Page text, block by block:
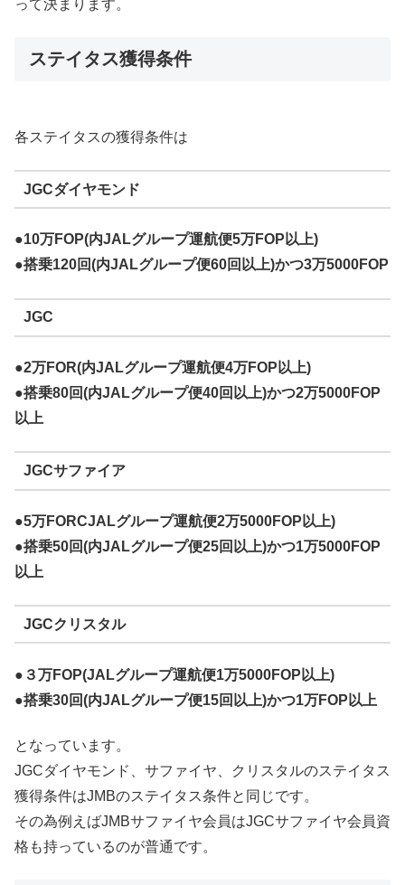
って決まります。
ステイタス獲得条件
各ステイタスの獲得条件は
JGCダイヤモンド
●10万FOP(内JALグループ運航便5万FOP以上)
●搭乗120回(内JALグループ便60回以上)かつ3万5000FOP
JGC
●2万FOR(内JALグループ運航便4万FOP以上)
●搭乗80回(内JALグループ便40回以上)かつ2万5000FOP
以上
JGCサファイア
●5万FORCJALグループ運航便2万5000FOP以上)
●搭乗50回(内JALグループ便25回以上)かつ1万5000FOP
以上
JGCクリスタル
●３万FOP(JALグループ運航便1万5000FOP以上)
●搭乗30回(内JALグループ便15回以上)かつ1万FOP以上
となっています。
JGCダイヤモンド、サファイヤ、クリスタルのステイタス
獲得条件はJMBのステイタス条件と同じです。
その為例えばJMBサファイヤ会員はJGCサファイヤ会員資
格も持っているのが普通です。